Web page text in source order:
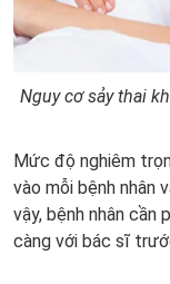
Nguy cơ sảy thai
Mức độ nghiêm
vào mỗi bệnh nhân
vậy, bệnh nhân cần
càng với bác sĩ